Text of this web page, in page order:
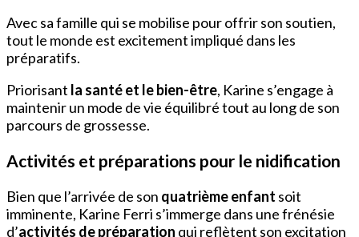
Avec sa famille qui se mobilise pour offrir son soutien,
tout le monde est excitement impliqué dans les
préparatifs.
Priorisant la santé et le bien-être, Karine s’engage à
maintenir un mode de vie équilibré tout au long de son
parcours de grossesse.
Activités et préparations pour le nidification
Bien que l’arrivée de son quatrième enfant soit
imminente, Karine Ferri s’immerge dans une frénésie
d’activités de préparation qui reflètent son excitation